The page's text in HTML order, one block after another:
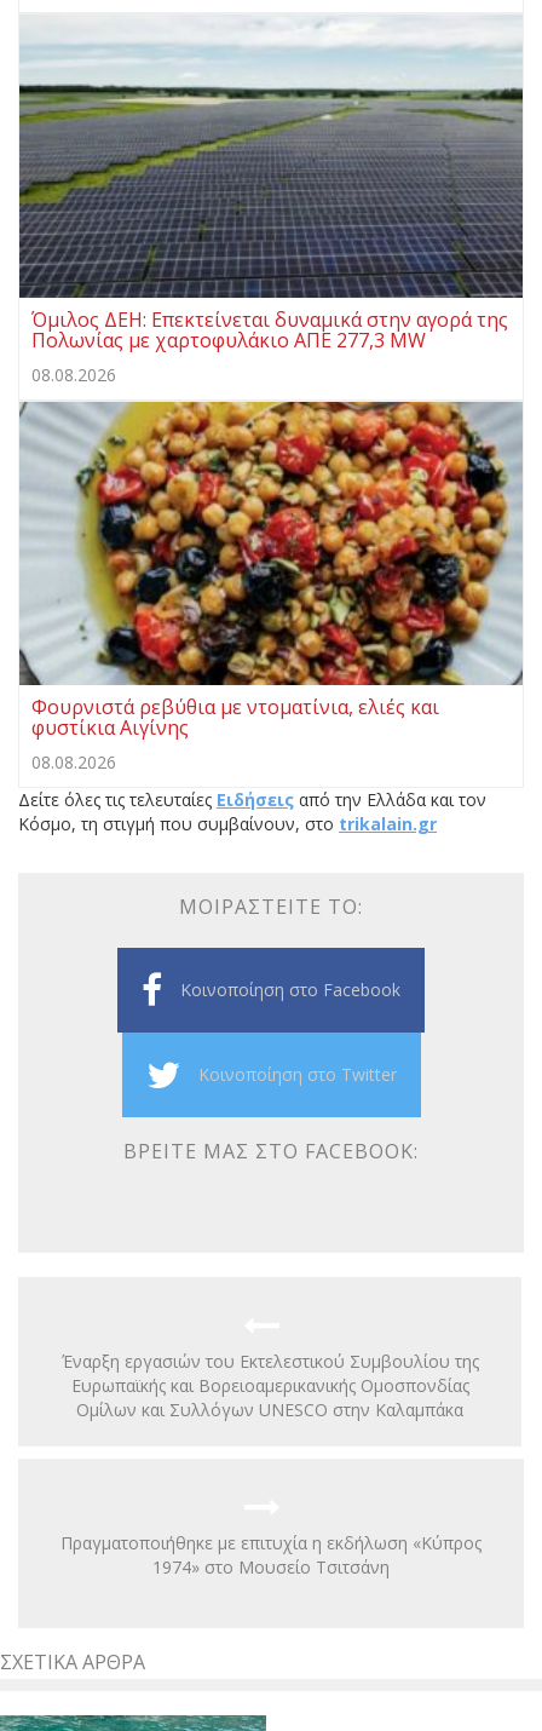
Όμιλος ΔΕΗ: Επεκτείνεται δυναμικά στην αγορά της
Πολωνίας με χαρτοφυλάκιο ΑΠΕ 277,3 MW
08.08.2026
Φουρνιστά ρεβύθια με ντοματίνια, ελιές και
φυστίκια Αιγίνης
08.08.2026
Δείτε όλες τις τελευταίες Ειδήσεις από την Ελλάδα και τον
Κόσμο, τη στιγμή που συμβαίνουν, στο trikalain.gr
ΜΟΙΡΑΣΤΕΊΤΕ ΤΟ:
Κοινοποίηση στο Facebook
Κοινοποίηση στο Twitter
ΒΡΕΊΤΕ ΜΑΣ ΣΤΟ FACEBOOK:
Έναρξη εργασιών του Εκτελεστικού Συμβουλίου της
Ευρωπαϊκής και Βορειοαμερικανικής Ομοσπονδίας
Ομίλων και Συλλόγων UNESCO στην Καλαμπάκα
Πραγματοποιήθηκε με επιτυχία η εκδήλωση «Κύπρος
1974» στο Μουσείο Τσιτσάνη
ΣΧΕΤΙΚΆ ΆΡΘΡΑ